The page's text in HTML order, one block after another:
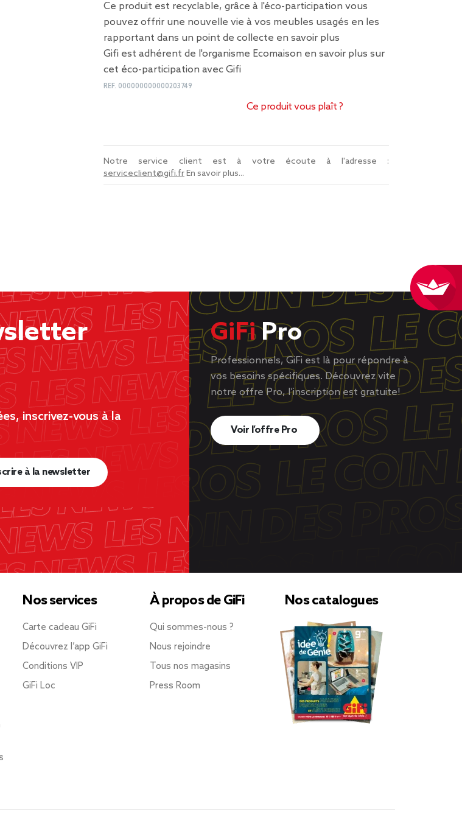
Ce produit est recyclable, grâce à l'éco-participation vous
pouvez offrir une nouvelle vie à vos meubles usagés en les
rapportant dans un point de collecte en savoir plus
Gifi est adhérent de l'organisme Ecomaison en savoir plus sur
cet éco-participation avec Gifi
REF. 000000000000203749
Ce produit vous plaît ?
Notre service client est à votre écoute à l'adresse :
serviceclient@gifi.frEn savoir plus...
inscrivez-vous à la
à la newsletter
GiFiPro
Professionnels, GiFi est là pour répondre à
vos besoins spécifiques. Découvrez vite
notre offre Pro, l’inscription est gratuite!
Voir l’offre Pro
Nos services
Carte cadeau GiFi
Découvrez l’app GiFi
Conditions VIP
GiFi Loc
À propos de GiFi
Qui sommes-nous ?
Nous rejoindre
Tous nos magasins
Press Room
Nos catalogues